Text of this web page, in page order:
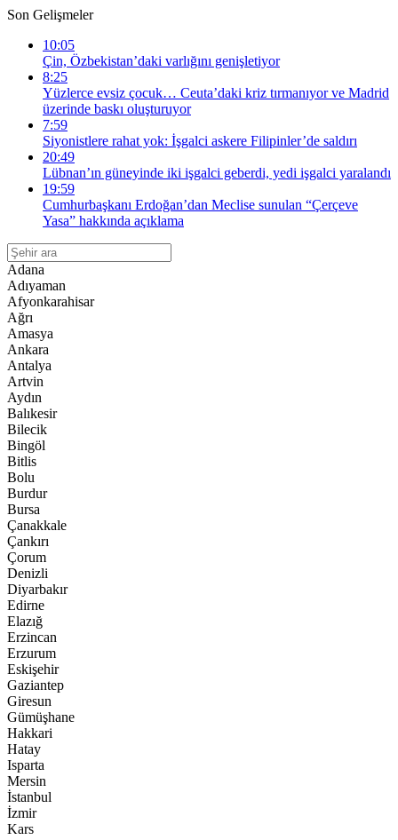
Son Gelişmeler
10:05
Çin, Özbekistan’daki varlığını genişletiyor
8:25
Yüzlerce evsiz çocuk… Ceuta’daki kriz tırmanıyor ve Madrid
üzerinde baskı oluşturuyor
7:59
Siyonistlere rahat yok: İşgalci askere Filipinler’de saldırı
20:49
Lübnan’ın güneyinde iki işgalci geberdi, yedi işgalci yaralandı
19:59
Cumhurbaşkanı Erdoğan’dan Meclise sunulan “Çerçeve
Yasa” hakkında açıklama
Adana
Adıyaman
Afyonkarahisar
Ağrı
Amasya
Ankara
Antalya
Artvin
Aydın
Balıkesir
Bilecik
Bingöl
Bitlis
Bolu
Burdur
Bursa
Çanakkale
Çankırı
Çorum
Denizli
Diyarbakır
Edirne
Elazığ
Erzincan
Erzurum
Eskişehir
Gaziantep
Giresun
Gümüşhane
Hakkari
Hatay
Isparta
Mersin
İstanbul
İzmir
Kars